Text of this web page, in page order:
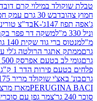
קרם דובדבן 86 גרם
דבש 30 גרם עמק חפר
טרולי בורגר
בד"צ טורינו טנטיישן חלב
משקה דר פפר בקבוק 450מ"ל
גוד שקית 140 גרם
הרולטה ג'לי ענק 90 גרם
אפרסק 500 גרם
לקריץ
הדר 1 ק"ג
שוקולד מריר 175ג'
מארז מרציפן ללא תוספת